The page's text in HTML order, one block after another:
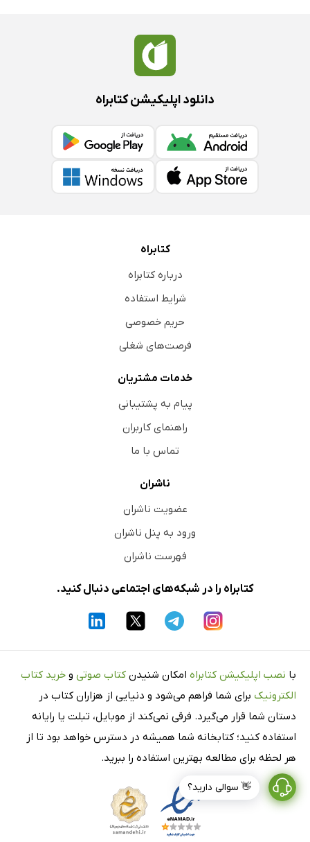
👋 سوالی دارید؟
دانلود اپلیکیشن کتابراه
کتابراه
درباره کتابراه
شرایط استفاده
حریم خصوصی
فرصت‌های شغلی
خدمات مشتریان
پیام به پشتیبانی
راهنمای کاربران
تماس با ما
ناشران
عضویت ناشران
ورود به پنل ناشران
فهرست ناشران
کتابراه را در شبکه‌های اجتماعی دنبال کنید.
با نصب اپلیکیشن کتابراه امکان شنیدن کتاب صوتی و خرید کتاب
الکترونیک برای شما فراهم می‌شود و دنیایی از هزاران کتاب در
دستان شما قرار می‌گیرد. فرقی نمی‌کند از موبایل، تبلت یا رایانه
استفاده کنید؛ کتابخانه شما همیشه در دسترس خواهد بود تا از
هر لحظه برای مطالعه بهترین استفاده را ببرید.